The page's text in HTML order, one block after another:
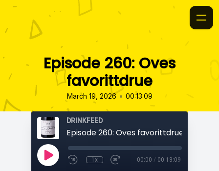
Episode 260: Oves
favorittdrue
March 19, 2026 • 00:13:09
DRINKFEED
Episode 260: Oves favorittdrue
1x 00:00 / 00:13:09